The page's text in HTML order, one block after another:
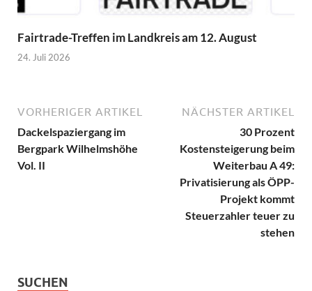
Fairtrade-Treffen im Landkreis am 12. August
24. Juli 2026
VORHERIGER ARTIKEL
Dackelspaziergang im
Bergpark Wilhelmshöhe
Vol. II
NÄCHSTER ARTIKEL
30 Prozent
Kostensteigerung beim
Weiterbau A 49:
Privatisierung als ÖPP-
Projekt kommt
Steuerzahler teuer zu
stehen
SUCHEN